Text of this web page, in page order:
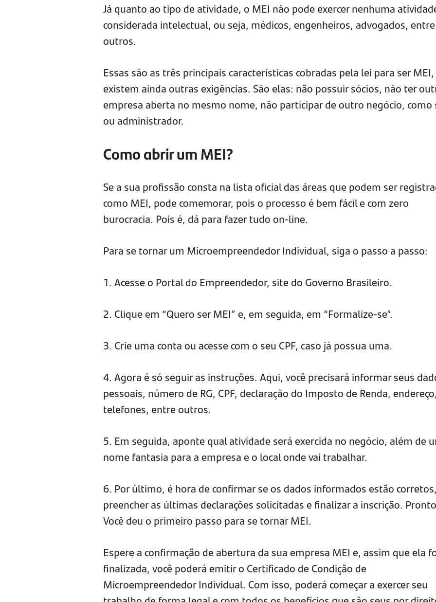
Já quanto ao tipo de atividade, o MEI não pode exercer nenhuma
considerada intelectual, ou seja, médicos, engenheiros, advogados, entre
outros.
Essas são as três principais características cobradas pela lei para ser
existem ainda outras exigências. São elas: não possuir sócios, não ter
empresa aberta no mesmo nome, não participar de outro negócio, como
ou administrador.
Como abrir um MEI?
Se a sua profissão consta na lista oficial das áreas que podem ser
como MEI, pode comemorar, pois o processo é bem fácil e com zero
burocracia. Pois é, dá para fazer tudo on-line.
Para se tornar um Microempreendedor Individual, siga o passo a passo:
1. Acesse o Portal do Empreendedor, site do Governo Brasileiro.
2. Clique em “Quero ser MEI” e, em seguida, em “Formalize-se”.
3. Crie uma conta ou acesse com o seu CPF, caso já possua uma.
4. Agora é só seguir as instruções. Aqui, você precisará informar seus
pessoais, número de RG, CPF, declaração do Imposto de Renda, endereço,
telefones, entre outros.
5. Em seguida, aponte qual atividade será exercida no negócio, além de
nome fantasia para a empresa e o local onde vai trabalhar.
6. Por último, é hora de confirmar se os dados informados estão corretos,
preencher as últimas declarações solicitadas e finalizar a inscrição.
Você deu o primeiro passo para se tornar MEI.
Espere a confirmação de abertura da sua empresa MEI e, assim que ela
finalizada, você poderá emitir o Certificado de Condição de
Microempreendedor Individual. Com isso, poderá começar a exercer seu